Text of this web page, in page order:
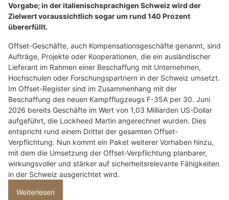
Vorgabe; in der italienischsprachigen Schweiz wird der
Zielwert voraussichtlich sogar um rund 140 Prozent
übererfüllt.
Offset-Geschäfte, auch Kompensationsgeschäfte genannt, sind
Aufträge, Projekte oder Kooperationen, die ein ausländischer
Lieferant im Rahmen einer Beschaffung mit Unternehmen,
Hochschulen oder Forschungspartnern in der Schweiz umsetzt.
Im Offset-Register sind im Zusammenhang mit der
Beschaffung des neuen Kampfflugzeugs F-35A per 30. Juni
2026 bereits Geschäfte im Wert von 1,03 Milliarden US-Dollar
aufgeführt, die Lockheed Martin angerechnet wurden. Dies
entspricht rund einem Drittel der gesamten Offset-
Verpflichtung. Nun kommt ein Paket weiterer Vorhaben hinzu,
mit dem die Umsetzung der Offset-Verpflichtung planbarer,
wirkungsvoller und stärker auf sicherheitsrelevante Fähigkeiten
in der Schweiz ausgerichtet wird.
Weiterlesen